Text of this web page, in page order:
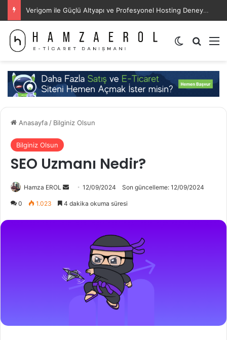
Verigom ile Güçlü Altyapı ve Profesyonel Hosting Deneyimi
Dış
Anasayfa/ Bilginiz Olsun
Bilginiz Olsun
SEO Uzmanı Nedir?
Hamza EROL
Bir
12/09/2024 Son güncelleme: 12/09/2024
0 1.023 4 dakika okuma süresi